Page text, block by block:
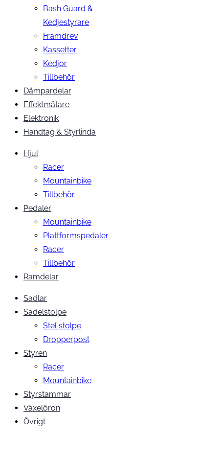
Bash Guard &
Kedjestyrare
Framdrev
Kassetter
Kedjor
Tillbehör
Dämpardelar
Effektmätare
Elektronik
Handtag & Styrlinda
Hjul
Racer
Mountainbike
Tillbehör
Pedaler
Mountainbike
Plattformspedaler
Racer
Tillbehör
Ramdelar
Sadlar
Sadelstolpe
Stel stolpe
Dropperpost
Styren
Racer
Mountainbike
Styrstammar
Växelöron
Övrigt